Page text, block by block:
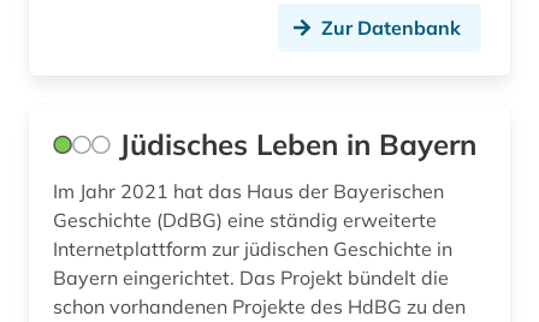
Zur Datenbank
Jüdisches Leben in Bayern
Im Jahr 2021 hat das Haus der Bayerischen
Geschichte (DdBG) eine ständig erweiterte
Internetplattform zur jüdischen Geschichte in
Bayern eingerichtet. Das Projekt bündelt die
schon vorhandenen Projekte des HdBG zu den